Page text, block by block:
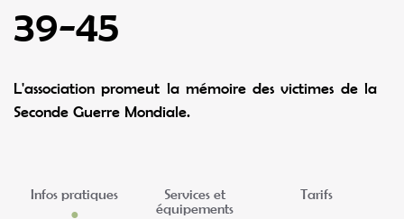
39-45
L'association promeut la mémoire des victimes de la
Seconde Guerre Mondiale.
Infos pratiques
Services et
équipements
Tarifs